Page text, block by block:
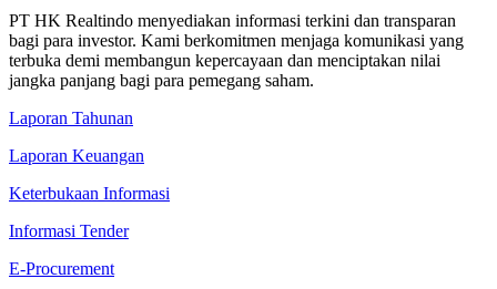
PT HK Realtindo menyediakan informasi terkini dan transparan
bagi para investor. Kami berkomitmen menjaga komunikasi yang
terbuka demi membangun kepercayaan dan menciptakan nilai
jangka panjang bagi para pemegang saham.
Laporan Tahunan
Laporan Keuangan
Keterbukaan Informasi
Informasi Tender
E-Procurement